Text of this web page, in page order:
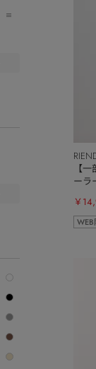
【
ーラ
￥
WEB